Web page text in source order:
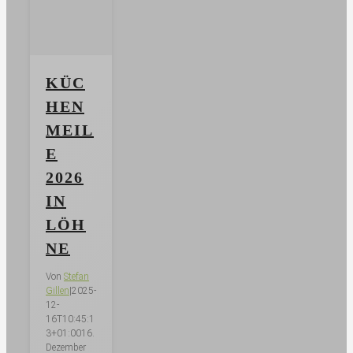
KÜC
HEN
MEIL
E
2026
IN
LÖH
NE
Von Stefan
Gillen 2025-
12-
16T10:45:1
3+01:0016.
Dezember